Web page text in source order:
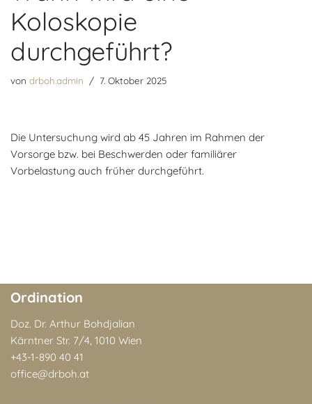
nKoloskopie
durchgeführt?
von drboh.admin 7. Oktober 2025
Die Untersuchung wird ab 45 Jahren im Rahmen der
Vorsorge bzw. bei Beschwerden oder familiärer
Vorbelastung auch früher durchgeführt.
Ordination
Doz. Dr. Arthur Bohdjalian
Kärntner Str. 7/4, 1010 Wien
+43-1-890 40 41
office@drboh.at